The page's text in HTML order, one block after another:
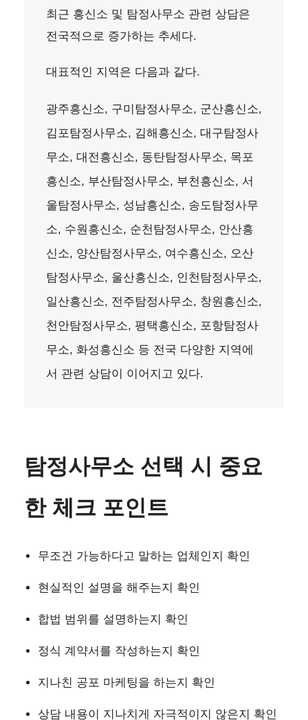
최근 흥신소 및 탐정사무소 관련 상담은
전국적으로 증가하는 추세다.
대표적인 지역은 다음과 같다.
광주흥신소, 구미탐정사무소, 군산흥신소,
김포탐정사무소, 김해흥신소, 대구탐정사
무소, 대전흥신소, 동탄탐정사무소, 목포
흥신소, 부산탐정사무소, 부천흥신소, 서
울탐정사무소, 성남흥신소, 송도탐정사무
소, 수원흥신소, 순천탐정사무소, 안산흥
신소, 양산탐정사무소, 여수흥신소, 오산
탐정사무소, 울산흥신소, 인천탐정사무소,
일산흥신소, 전주탐정사무소, 창원흥신소,
천안탐정사무소, 평택흥신소, 포항탐정사
무소, 화성흥신소 등 전국 다양한 지역에
서 관련 상담이 이어지고 있다.
탐정사무소 선택 시 중요
한 체크 포인트
무조건 가능하다고 말하는 업체인지 확인
현실적인 설명을 해주는지 확인
합법 범위를 설명하는지 확인
정식 계약서를 작성하는지 확인
지나친 공포 마케팅을 하는지 확인
상담 내용이 지나치게 자극적이지 않은지 확인